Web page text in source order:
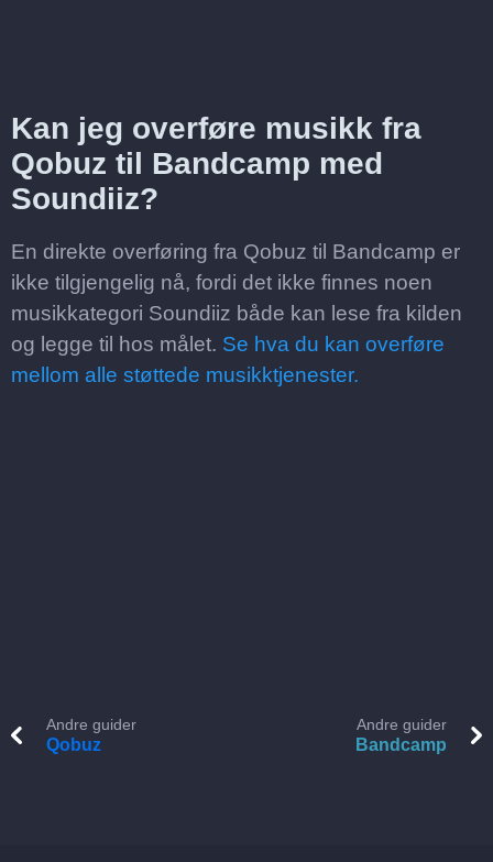
Kan jeg overføre musikk fra
Qobuz til Bandcamp med
Soundiiz?
En direkte overføring fra Qobuz til Bandcamp er
ikke tilgjengelig nå, fordi det ikke finnes noen
musikkategori Soundiiz både kan lese fra kilden
og legge til hos målet. Se hva du kan overføre
mellom alle støttede musikktjenester.
Andre guider
Qobuz
Andre guider
Bandcamp